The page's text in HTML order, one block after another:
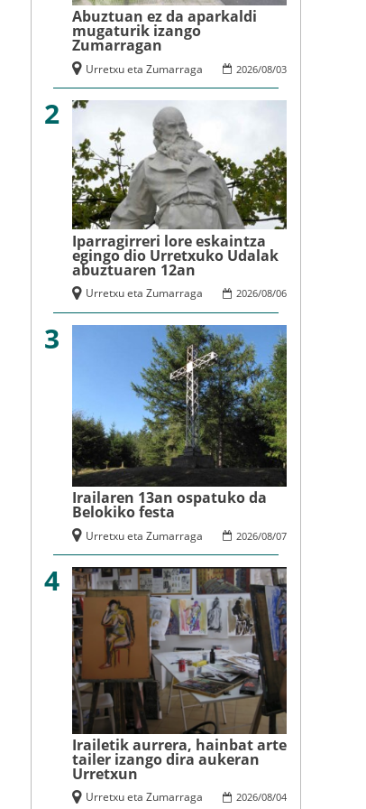
Abuztuan ez da aparkaldi
mugaturik izango
Zumarragan
2026/08/03
Urretxu eta Zumarraga
2
Iparragirreri lore eskaintza
egingo dio Urretxuko Udalak
abuztuaren 12an
2026/08/06
Urretxu eta Zumarraga
3
Irailaren 13an ospatuko da
Belokiko festa
2026/08/07
Urretxu eta Zumarraga
4
Irailetik aurrera, hainbat arte
tailer izango dira aukeran
Urretxun
2026/08/04
Urretxu eta Zumarraga